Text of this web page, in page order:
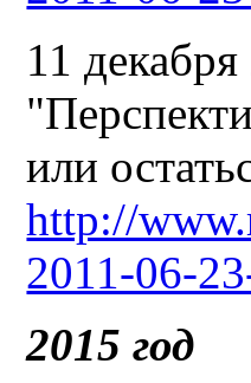
11
или
http://
2011-06-
2015 год